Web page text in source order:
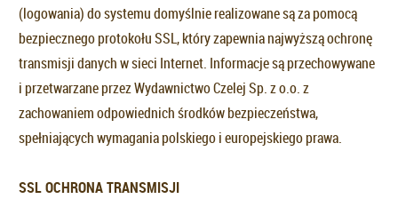
(logowania) do systemu domyślnie realizowane są za pomocą
bezpiecznego protokołu SSL, który zapewnia najwyższą ochronę
transmisji danych w sieci Internet. Informacje są przechowywane
i przetwarzane przez Wydawnictwo Czelej Sp. z o.o. z
zachowaniem odpowiednich środków bezpieczeństwa,
spełniających wymagania polskiego i europejskiego prawa.
SSL OCHRONA TRANSMISJI